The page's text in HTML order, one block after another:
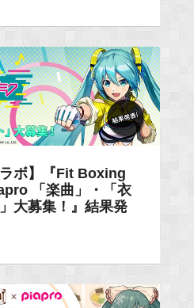
ラボ】『Fit Boxing
「楽曲」・「衣
大募集！』結果発